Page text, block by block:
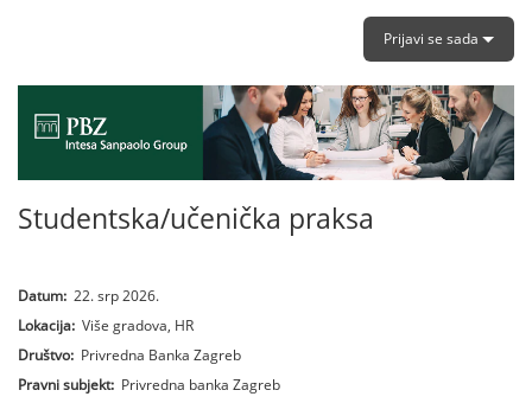
Prijavi se sada
Studentska/učenička praksa
Datum: 22. srp 2026.
Lokacija: Više gradova, HR
Društvo: Privredna Banka Zagreb
Pravni subjekt: Privredna banka Zagreb